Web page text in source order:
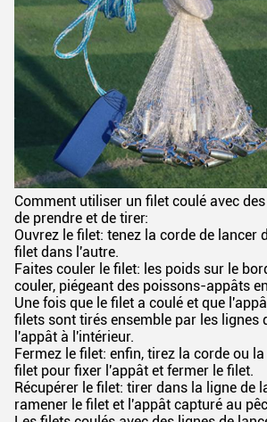
Comment utiliser un filet coulé avec
de prendre et de tirer:
Ouvrez le filet: tenez la corde de lancer
filet dans l'autre.
Faites couler le filet: les poids sur le
couler, piégeant des poissons-appâts
Une fois que le filet a coulé et que
filets sont tirés ensemble par les lignes
l'appât à l'intérieur.
Fermez le filet: enfin, tirez la corde ou
filet pour fixer l'appât et fermer le filet.
Récupérer le filet: tirer dans la ligne de
ramener le filet et l'appât capturé au